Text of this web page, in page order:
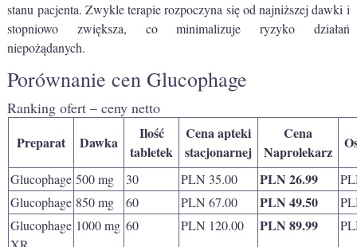
stanu pacjenta. Zwykle terapie rozpoczyna się od najniższej dawki i
stopniowo zwiększa, co minimalizuje ryzyko działań
niepożądanych.
Porównanie cen Glucophage
Ranking ofert – ceny netto
Preparat Dawka
Ilość
tabletek
Cena apteki
stacjonarnej
Cena
Naprolekarz
Glucophage 500 mg 30 PLN 35.00 PLN 26.99
Glucophage 850 mg 60 PLN 67.00 PLN 49.50
Glucophage 1000 mg 60 PLN 120.00 PLN 89.99